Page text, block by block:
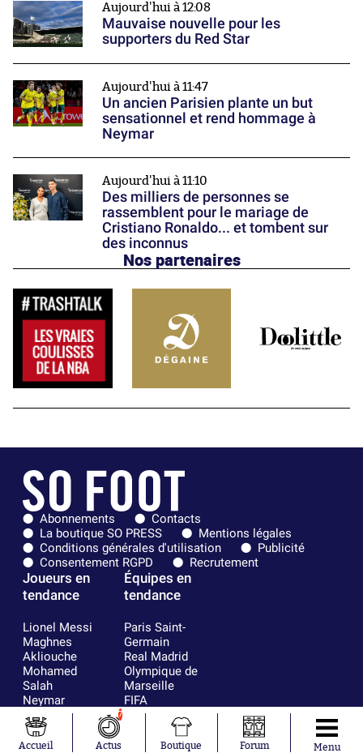
Aujourd'hui à 12:08
Mauvaise nouvelle pour les
supporters du Red Star
Aujourd'hui à 11:47
Un ancien Parisien plante un but
sensationnel et rend hommage à
Neymar
Aujourd'hui à 11:10
Des milliers de personnes se
rassemblent pour le mariage de
Cristiano Ronaldo... et tombent sur
des inconnus
Nos partenaires
Abonnements
Contacts
La boutique SO PRESS
Mentions légales
Conditions générales d'utilisation
Publicité
Consentement RGPD
Recrutement
Joueurs en
tendance
Lionel Messi
Maghnes
Akliouche
Mohamed
Salah
Neymar
Julián Álvarez
Ferrán Torres
Kilian Corredor
Équipes en
tendance
Paris Saint-
Germain
Real Madrid
Olympique de
Marseille
FIFA
FC Barcelone
Argentine
Olympique
Accueil
7
Actus Boutique Forum Menu